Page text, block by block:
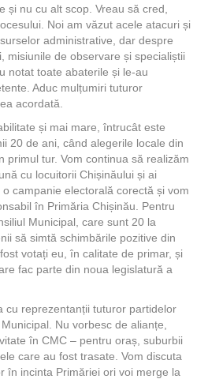
și nu cu alt scop. Vreau să cred,
Noi am văzut acele atacuri și
administrative, dar despre
misiunile de observare și specialiștii
notat toate abaterile și le-au
Aduc mulțumiri tuturor
acordată.
și mai mare, întrucât este
20 de ani, când alegerile locale din
primul tur. Vom continua să realizăm
cu locuitorii Chișinăului și ai
campanie electorală corectă și vom
în Primăria Chișinău. Pentru
Municipal, care sunt 20 la
să simtă schimbările pozitive din
votați eu, în calitate de primar, și
fac parte din noua legislatură a
cu reprezentanții tuturor partidelor
Nu vorbesc de alianțe,
în CMC – pentru oraș, suburbii
care au fost trasate. Vom discuta
în incinta Primăriei ori voi merge la